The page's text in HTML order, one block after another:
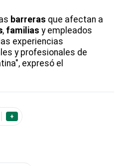
barreras que afectan a
, familias y empleados
experiencias
y profesionales de
expresó el
+